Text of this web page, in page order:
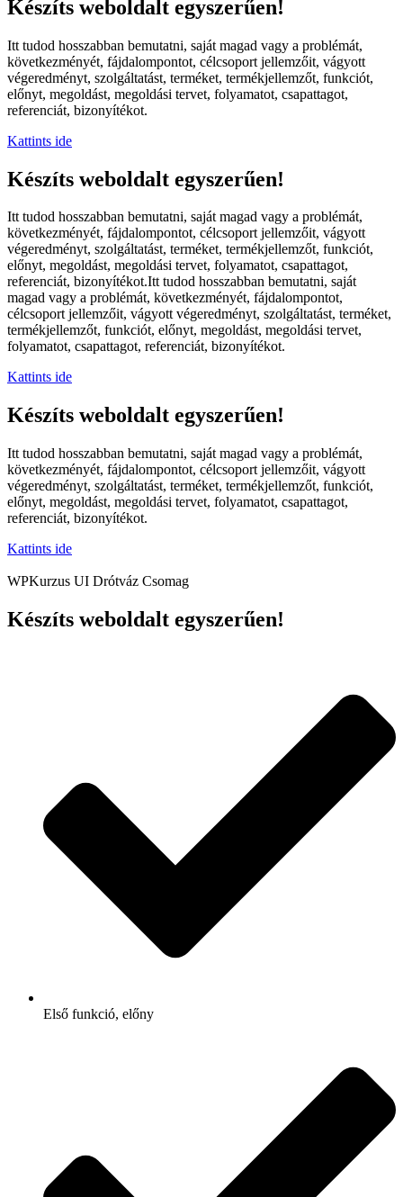
Készíts weboldalt egyszerűen!
Itt tudod hosszabban bemutatni, saját magad vagy a problémát,
következményét, fájdalompontot, célcsoport jellemzőit, vágyott
végeredményt, szolgáltatást, terméket, termékjellemzőt, funkciót,
előnyt, megoldást, megoldási tervet, folyamatot, csapattagot,
referenciát, bizonyítékot.
Kattints ide
Készíts weboldalt egyszerűen!
Itt tudod hosszabban bemutatni, saját magad vagy a problémát,
következményét, fájdalompontot, célcsoport jellemzőit, vágyott
végeredményt, szolgáltatást, terméket, termékjellemzőt, funkciót,
előnyt, megoldást, megoldási tervet, folyamatot, csapattagot,
referenciát, bizonyítékot.Itt tudod hosszabban bemutatni, saját
magad vagy a problémát, következményét, fájdalompontot,
célcsoport jellemzőit, vágyott végeredményt, szolgáltatást, terméket,
termékjellemzőt, funkciót, előnyt, megoldást, megoldási tervet,
folyamatot, csapattagot, referenciát, bizonyítékot.
Kattints ide
Készíts weboldalt egyszerűen!
Itt tudod hosszabban bemutatni, saját magad vagy a problémát,
következményét, fájdalompontot, célcsoport jellemzőit, vágyott
végeredményt, szolgáltatást, terméket, termékjellemzőt, funkciót,
előnyt, megoldást, megoldási tervet, folyamatot, csapattagot,
referenciát, bizonyítékot.
Kattints ide
WPKurzus UI Drótváz Csomag
Készíts weboldalt egyszerűen!
Első funkció, előny